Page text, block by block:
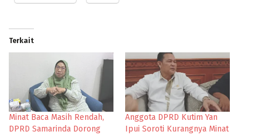
Terkait
Minat Baca Masih Rendah,
DPRD Samarinda Dorong
Anggota DPRD Kutim Yan
Ipui Soroti Kurangnya Minat